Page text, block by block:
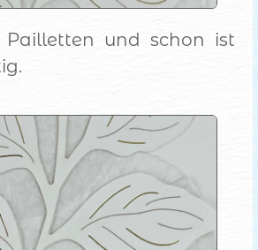
Pailletten und schon ist